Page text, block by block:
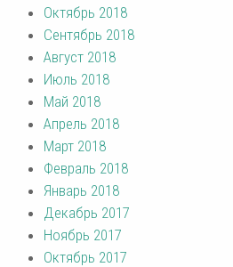
Октябрь 2018
Сентябрь 2018
Август 2018
Июль 2018
Май 2018
Апрель 2018
Март 2018
Февраль 2018
Январь 2018
Декабрь 2017
Ноябрь 2017
Октябрь 2017